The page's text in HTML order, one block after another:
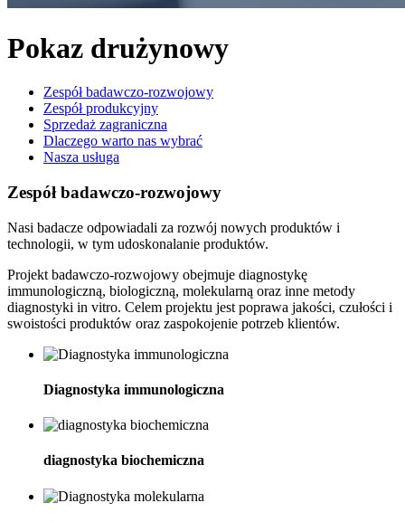
Pokaz drużynowy
Zespół badawczo-rozwojowy
Zespół produkcyjny
Sprzedaż zagraniczna
Dlaczego warto nas wybrać
Nasza usługa
Zespół badawczo-rozwojowy
Nasi badacze odpowiadali za rozwój nowych produktów i
technologii, w tym udoskonalanie produktów.
Projekt badawczo-rozwojowy obejmuje diagnostykę
immunologiczną, biologiczną, molekularną oraz inne metody
diagnostyki in vitro. Celem projektu jest poprawa jakości, czułości i
swoistości produktów oraz zaspokojenie potrzeb klientów.
Diagnostyka immunologiczna
diagnostyka biochemiczna